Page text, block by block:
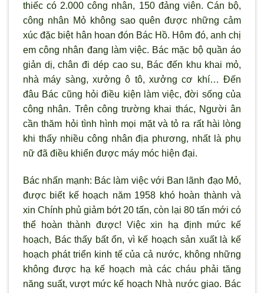
thiếc có 2.000 công nhân, 150 đảng viên. Cán bộ,
công nhân Mỏ không sao quên được những cảm
xúc đặc biệt hân hoan đón Bác Hồ. Hôm đó, anh chị
em công nhân đang làm việc. Bác mặc bộ quần áo
giản dị, chân đi dép cao su, Bác đến khu khai mỏ,
nhà máy sàng, xưởng ô tô, xưởng cơ khí… Đến
đâu Bác cũng hỏi điều kiện làm việc, đời sống của
công nhân. Trên công trường khai thác, Người ân
cần thăm hỏi tình hình mọi mặt và tỏ ra rất hài lòng
khi thấy nhiều công nhân địa phương, nhất là phụ
nữ đã điều khiển được máy móc hiện đại.
Bác nhấn mạnh: Bác làm việc với Ban lãnh đạo Mỏ,
được biết kế hoạch năm 1958 khó hoàn thành và
xin Chính phủ giảm bớt 20 tấn, còn lại 80 tấn mới có
thể hoàn thành được! Việc xin hạ định mức kế
hoạch, Bác thấy bất ổn, vì kế hoạch sản xuất là kế
hoạch phát triển kinh tế của cả nước, không những
không được hạ kế hoạch mà các cháu phải tăng
năng suất, vượt mức kế hoạch Nhà nước giao. Bác